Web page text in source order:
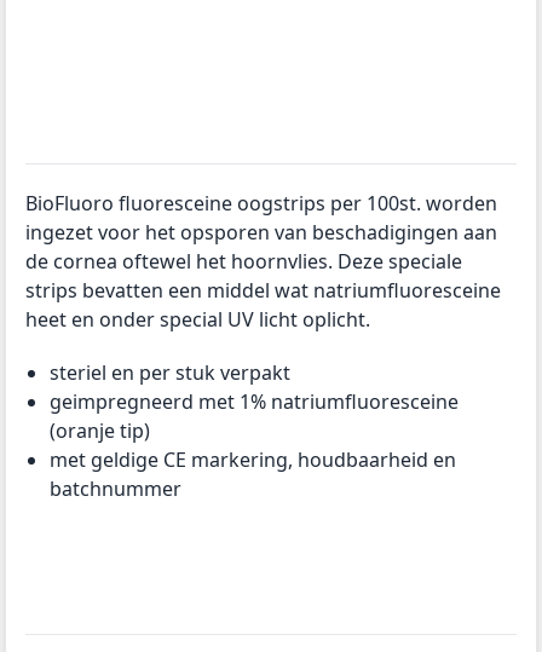
BioFluoro fluoresceine oogstrips per 100st. worden
ingezet voor het opsporen van beschadigingen aan
de cornea oftewel het hoornvlies. Deze speciale
strips bevatten een middel wat natriumfluoresceine
heet en onder special UV licht oplicht.
steriel en per stuk verpakt
geimpregneerd met 1% natriumfluoresceine
(oranje tip)
met geldige CE markering, houdbaarheid en
batchnummer